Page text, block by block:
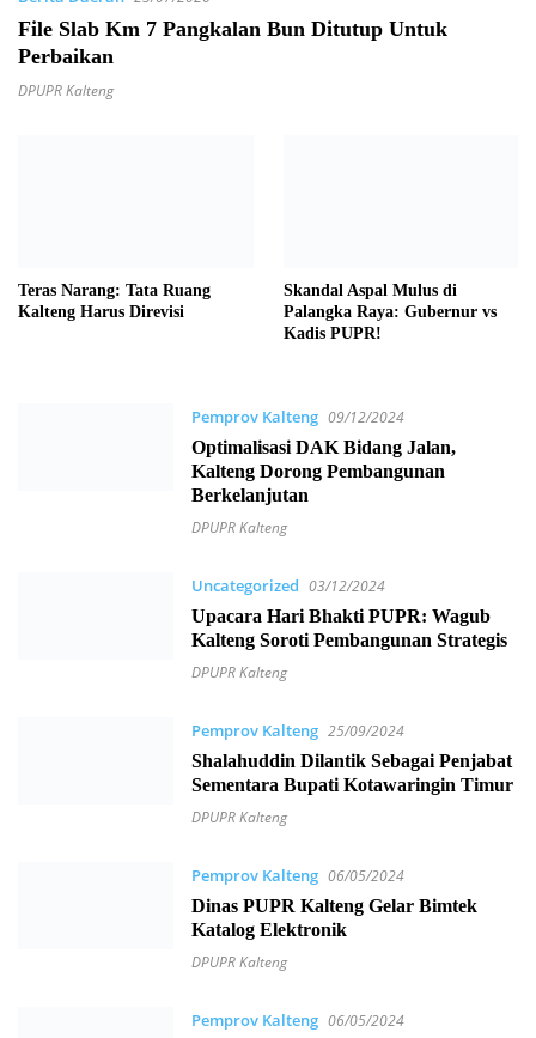
File Slab Km 7 Pangkalan Bun Ditutup Untuk
Perbaikan
DPUPR Kalteng
Teras Narang: Tata Ruang
Kalteng Harus Direvisi
Skandal Aspal Mulus di
Palangka Raya: Gubernur vs
Kadis PUPR!
Pemprov Kalteng 09/12/2024
Optimalisasi DAK Bidang Jalan,
Kalteng Dorong Pembangunan
Berkelanjutan
DPUPR Kalteng
Uncategorized 03/12/2024
Upacara Hari Bhakti PUPR: Wagub
Kalteng Soroti Pembangunan Strategis
DPUPR Kalteng
Pemprov Kalteng 25/09/2024
Shalahuddin Dilantik Sebagai Penjabat
Sementara Bupati Kotawaringin Timur
DPUPR Kalteng
Pemprov Kalteng 06/05/2024
Dinas PUPR Kalteng Gelar Bimtek
Katalog Elektronik
DPUPR Kalteng
Pemprov Kalteng 06/05/2024